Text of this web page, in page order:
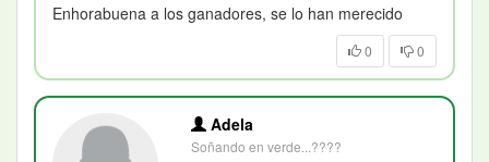
Enhorabuena a los ganadores, se lo han merecido
0 0
Adela
Soñando en verde...????